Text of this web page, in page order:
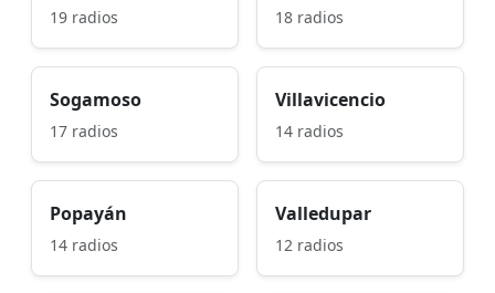
19 radios 18 radios
Sogamoso
17 radios
Villavicencio
14 radios
Popayán
14 radios
Valledupar
12 radios